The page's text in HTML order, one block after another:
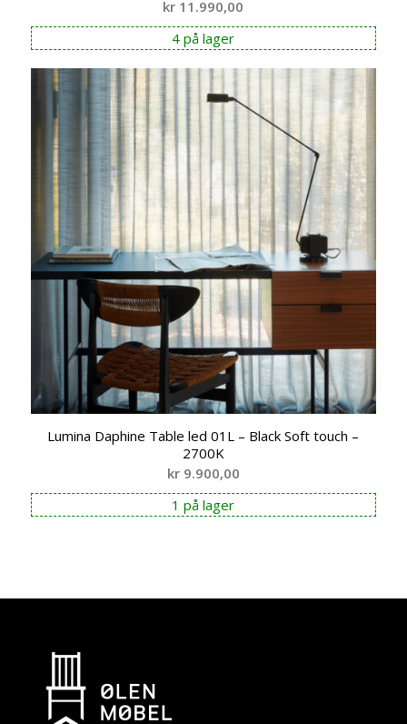
kr 11.990,00
4 på lager
Lumina Daphine Table led 01L – Black Soft touch –
2700K
kr9.900,00
1 på lager